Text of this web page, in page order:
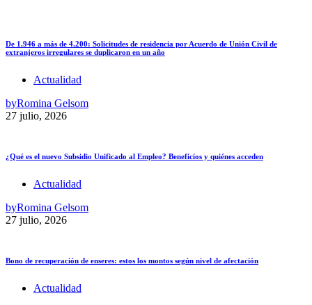
De 1.946 a más de 4.200: Solicitudes de residencia por Acuerdo de Unión Civil de
extranjeros irregulares se duplicaron en un año
Actualidad
byRomina Gelsom
27 julio, 2026
¿Qué es el nuevo Subsidio Unificado al Empleo? Beneficios y quiénes acceden
Actualidad
byRomina Gelsom
27 julio, 2026
Bono de recuperación de enseres: estos los montos según nivel de afectación
Actualidad